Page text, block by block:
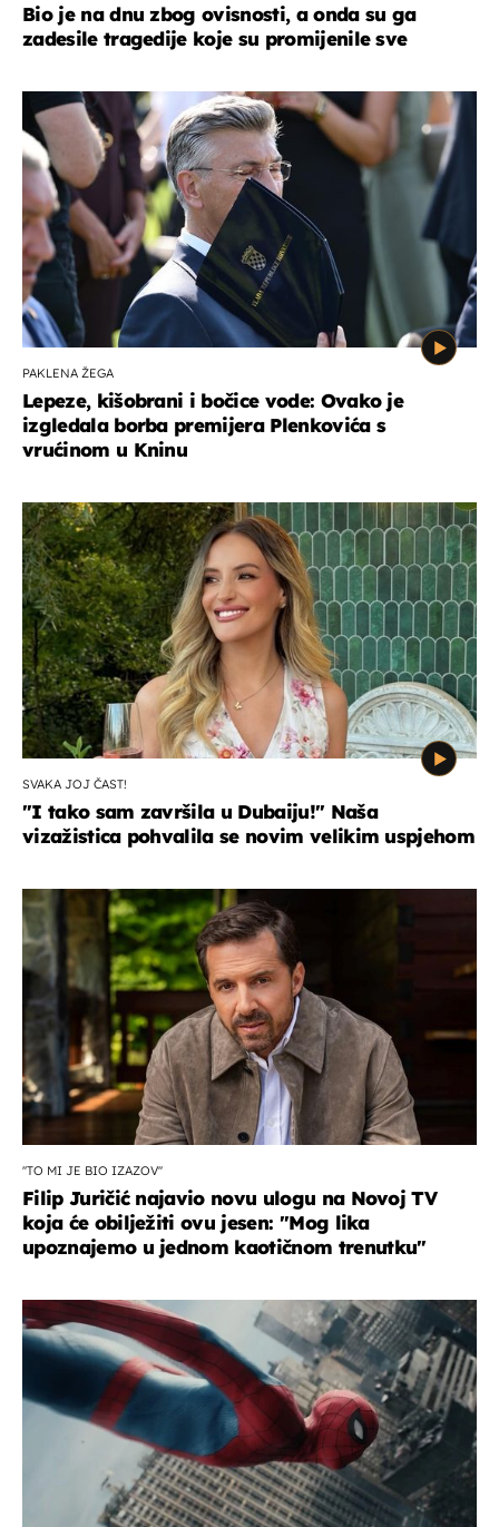
Bio je na dnu zbog ovisnosti, a onda su ga
zadesile tragedije koje su promijenile sve
PAKLENA ŽEGA
Lepeze, kišobrani i bočice vode: Ovako je
izgledala borba premijera Plenkovića s
vrućinom u Kninu
SVAKA JOJ ČAST!
"I tako sam završila u Dubaiju!" Naša
vizažistica pohvalila se novim velikim uspjehom
''TO MI JE BIO IZAZOV''
Filip Juričić najavio novu ulogu na Novoj TV
koja će obilježiti ovu jesen: ''Mog lika
upoznajemo u jednom kaotičnom trenutku''